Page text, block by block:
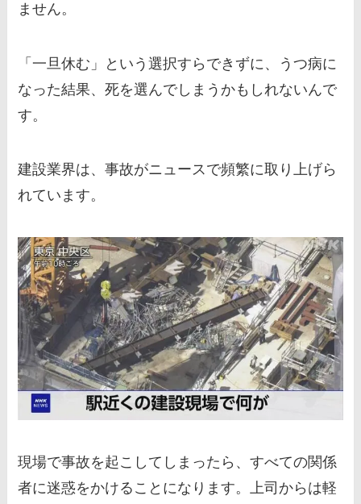
ません。
「一旦休む」という選択すらできずに、うつ病に
なった結果、死を選んでしまうかもしれないんで
す。
建設業界は、事故がニュースで頻繁に取り上げら
れています。
現場で事故を起こしてしまったら、すべての関係
者に迷惑をかけることになります。上司からは軽